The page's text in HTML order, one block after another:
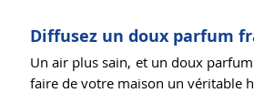
Diffusez un doux parfum
Un air plus sain, et un doux
faire de votre maison un véritable